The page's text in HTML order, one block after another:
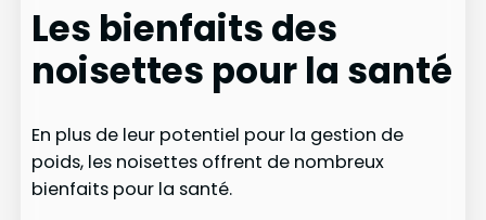
Les bienfaits des
noisettes pour la santé
En plus de leur potentiel pour la gestion de
poids, les noisettes offrent de nombreux
bienfaits pour la santé.